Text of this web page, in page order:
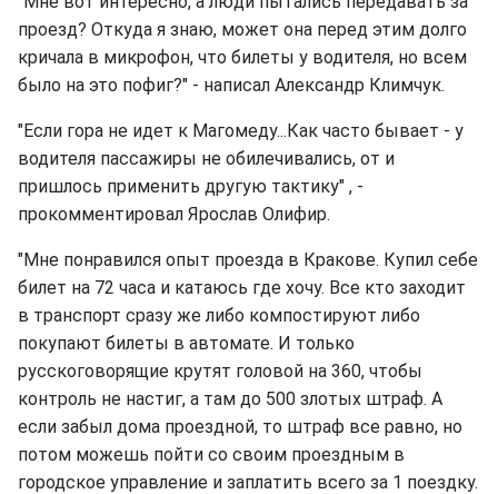
проезд? Откуда я знаю, может она перед этим долго
кричала в микрофон, что билеты у водителя, но всем
было на это пофиг?" - написал Александр Климчук.
"Если гора не идет к Магомеду...Как часто бывает - у
водителя пассажиры не обилечивались, от и
пришлось применить другую тактику" , -
прокомментировал Ярослав Олифир.
"Мне понравился опыт проезда в Кракове. Купил себе
билет на 72 часа и катаюсь где хочу. Все кто заходит
в транспорт сразу же либо компостируют либо
покупают билеты в автомате. И только
русскоговорящие крутят головой на 360, чтобы
контроль не настиг, а там до 500 злотых штраф. А
если забыл дома проездной, то штраф все равно, но
потом можешь пойти со своим проездным в
городское управление и заплатить всего за 1 поездку.